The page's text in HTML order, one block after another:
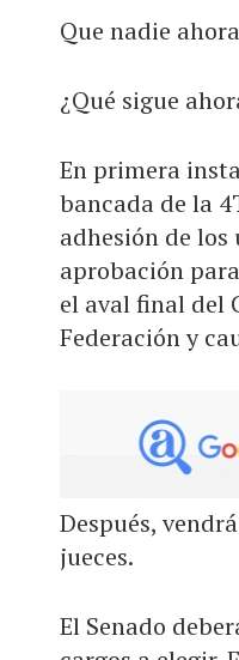
Que nadie
¿Qué sigue
En primera
bancada de la
adhesión de los
aprobación
el aval final del
Federación y
Después,
jueces.
El Senado